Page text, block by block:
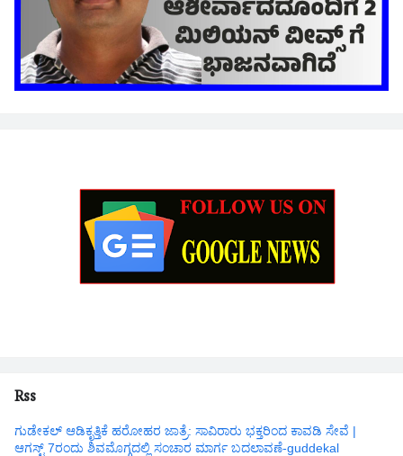
Rss
ಗುಡೇಕಲ್ ಆಡಿಕೃತ್ತಿಕೆ ಹರೋಹರ ಜಾತ್ರೆ: ಸಾವಿರಾರು ಭಕ್ತರಿಂದ ಕಾವಡಿ ಸೇವೆ |
ಆಗಸ್ಟ್ 7ರಂದು ಶಿವಮೊಗ್ಗದಲ್ಲಿ ಸಂಚಾರ ಮಾರ್ಗ ಬದಲಾವಣೆ-guddekal